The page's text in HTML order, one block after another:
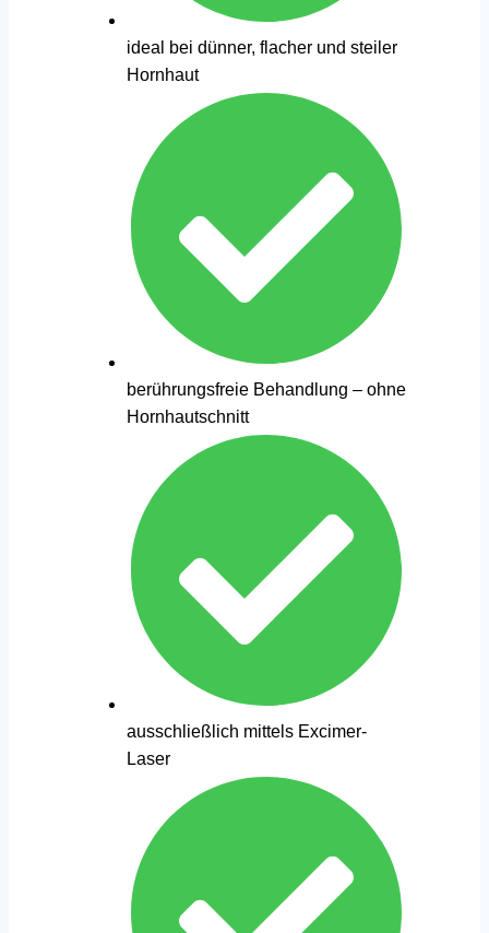
ideal bei dünner, flacher und steiler
Hornhaut
berührungsfreie Behandlung – ohne
Hornhautschnitt
ausschließlich mittels Excimer-
Laser